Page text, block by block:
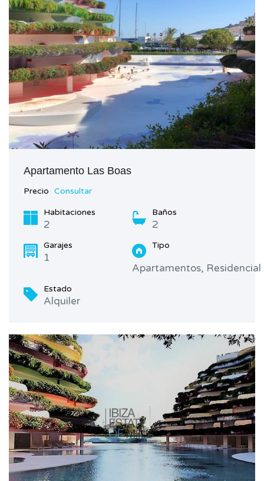
Apartamento Las Boas
Precio Consultar
Habitaciones
2
Baños
2
Garajes
1
Tipo
Apartamentos, Residencial
Estado
Alquiler